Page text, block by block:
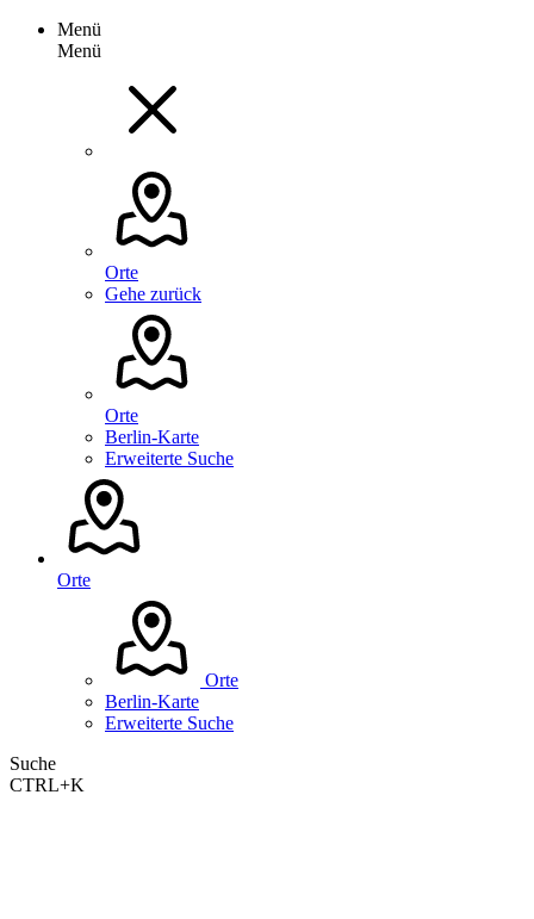
Menü
Menü
Orte
Gehe zurück
Orte
Berlin-Karte
Erweiterte Suche
Orte
Orte
Berlin-Karte
Erweiterte Suche
Suche
CTRL+K